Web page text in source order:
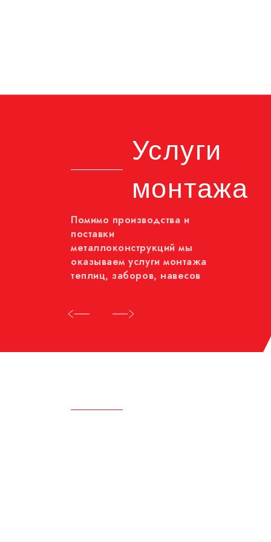
Услуги
монтажа
Помимо производства и
поставки
металлоконструкций мы
оказываем услуги монтажа
теплиц, заборов, навесов